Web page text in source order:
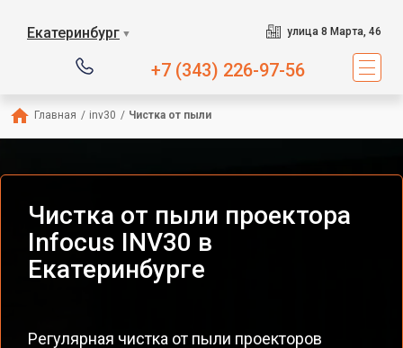
Екатеринбург ▼ улица 8 Марта, 46
+7 (343) 226-97-56
Главная / inv30 / Чистка от пыли
Чистка от пыли проектора
Infocus INV30 в
Екатеринбурге
Регулярная чистка от пыли проекторов